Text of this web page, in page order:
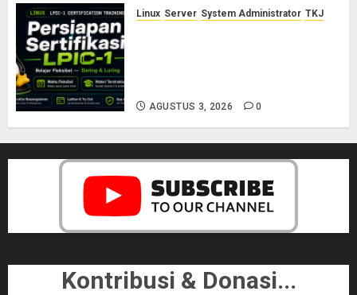
Linux Server System Administrator TKJ
AGUSTUS 3, 2026 0
Kontribusi & Donasi...